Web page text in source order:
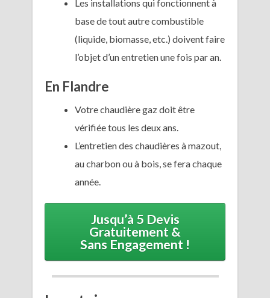
Les installations qui fonctionnent à
base de tout autre combustible
(liquide, biomasse, etc.) doivent faire
l’objet d’un entretien une fois par an.
En Flandre
Votre chaudière gaz doit être
vérifiée tous les deux ans.
L’entretien des chaudières à mazout,
au charbon ou à bois, se fera chaque
année.
Jusqu’à 5 Devis
Gratuitement &
Sans Engagement !